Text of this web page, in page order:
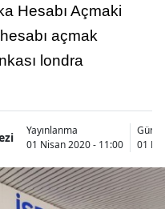
Hesabı Açmaki
açmak
londra
Yayınlanma
01 Nisan 2020 - 11:00
01